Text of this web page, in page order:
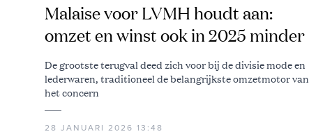
Malaise voor LVMH houdt aan:
omzet en winst ook in 2025 minder
De grootste terugval deed zich voor bij de divisie mode en
lederwaren, traditioneel de belangrijkste omzetmotor van
het concern
28 JANUARI 2026 13:48